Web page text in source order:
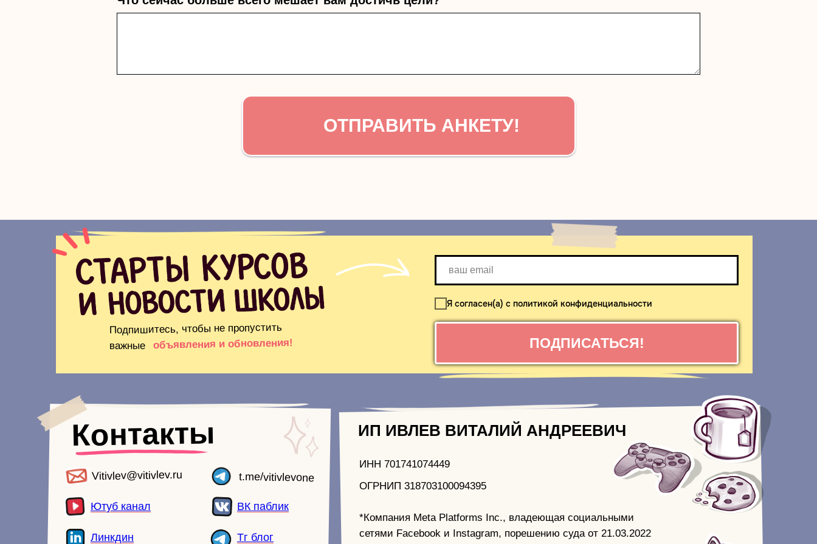
ОТПРАВИТЬ АНКЕТУ!
Я согласен(а) с политикой конфиденциальности
ПОДПИСАТЬСЯ!
Подпишитесь, чтобы не пропустить
важные объявления и обновления!
Ютуб канал
Тг блог
Линкдин
ВК паблик
ИП ИВЛЕВ ВИТАЛИЙ АНДРЕЕВИЧ
ИНН 701741074449
ОГРНИП 318703100094395
Контакты
t.me/vitivlevone
Vitivlev@vitivlev.ru
*Компания Meta Platforms Inc., владеющая социальными
сетями Facebook и Instagram, порешению суда от 21.03.2022